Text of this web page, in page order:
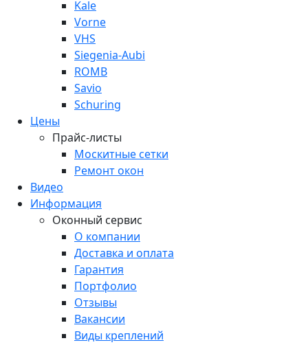
Kale
Vorne
VHS
Siegenia-Aubi
ROMB
Savio
Schuring
Цены
Прайс-листы
Москитные сетки
Ремонт окон
Видео
Информация
Оконный сервис
О компании
Доставка и оплата
Гарантия
Портфолио
Отзывы
Вакансии
Виды креплений